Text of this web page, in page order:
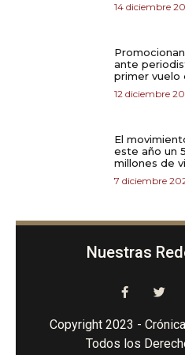
14 diciembre
ante
primer vuelo
12 diciembre
El
este año un
millones de
7 diciembre
Nuestras
Copyright 2023 -
Todos los